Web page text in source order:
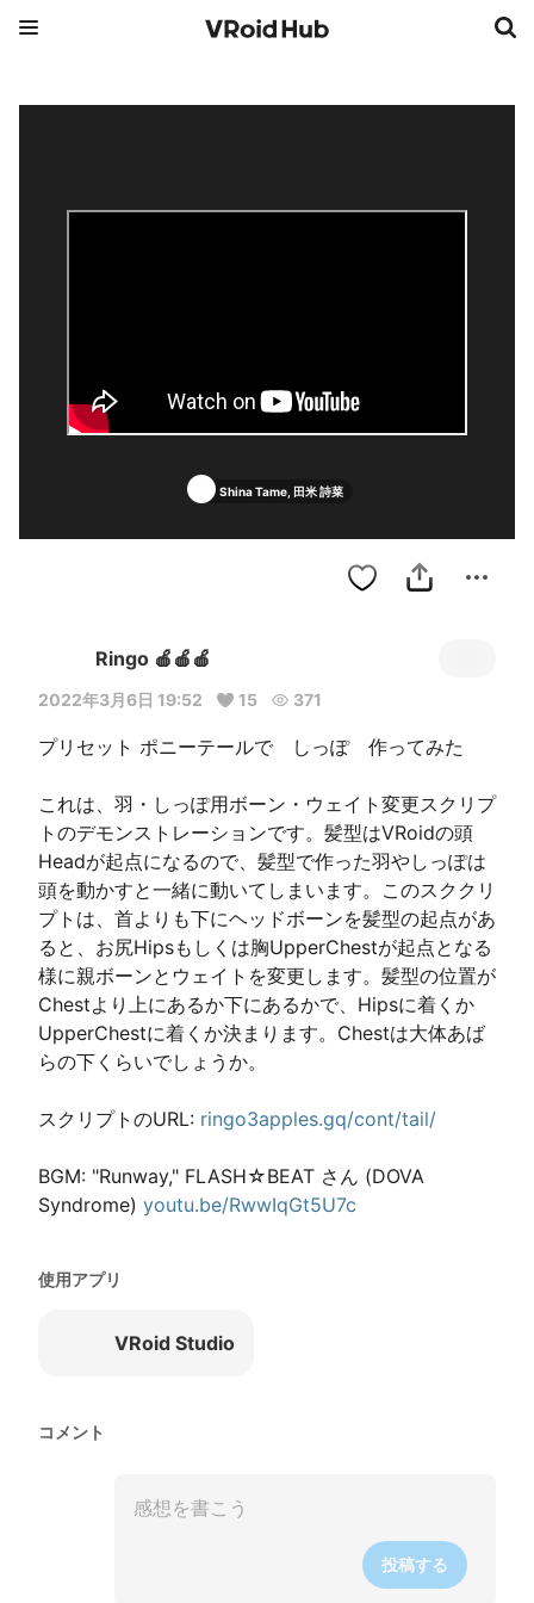
Shina Tame, 田米 詩菜
Ringo 🍎🍎🍎
2022年3月6日 19:52 15 371
プリセット ポニーテールで　しっぽ　作ってみた
これは、羽・しっぽ用ボーン・ウェイト変更スクリプ
トのデモンストレーションです。髪型はVRoidの頭
Headが起点になるので、髪型で作った羽やしっぽは
頭を動かすと一緒に動いてしまいます。このスククリ
プトは、首よりも下にヘッドボーンを髪型の起点があ
ると、お尻Hipsもしくは胸UpperChestが起点となる
様に親ボーンとウェイトを変更します。髪型の位置が
Chestより上にあるか下にあるかで、Hipsに着くか
UpperChestに着くか決まります。Chestは大体あば
らの下くらいでしょうか。
スクリプトのURL: ringo3apples.gq/cont/tail/
BGM: "Runway," FLASH☆BEAT さん (DOVA
Syndrome) youtu.be/RwwIqGt5U7c
使用アプリ
VRoid Studio
コメント
投稿する